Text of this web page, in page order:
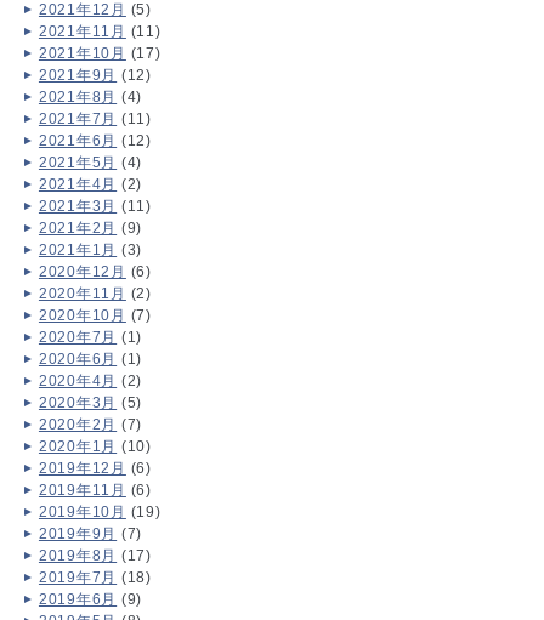
2021年12月 (5)
2021年11月 (11)
2021年10月 (17)
2021年9月 (12)
2021年8月 (4)
2021年7月 (11)
2021年6月 (12)
2021年5月 (4)
2021年4月 (2)
2021年3月 (11)
2021年2月 (9)
2021年1月 (3)
2020年12月 (6)
2020年11月 (2)
2020年10月 (7)
2020年7月 (1)
2020年6月 (1)
2020年4月 (2)
2020年3月 (5)
2020年2月 (7)
2020年1月 (10)
2019年12月 (6)
2019年11月 (6)
2019年10月 (19)
2019年9月 (7)
2019年8月 (17)
2019年7月 (18)
2019年6月 (9)